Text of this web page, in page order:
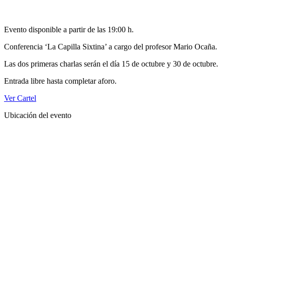
Evento disponible a partir de las 19:00 h.
Conferencia ‘La Capilla Sixtina’ a cargo del profesor Mario Ocaña.
Las dos primeras charlas serán el día 15 de octubre y 30 de octubre.
Entrada libre hasta completar aforo.
Ver Cartel
Ubicación del evento